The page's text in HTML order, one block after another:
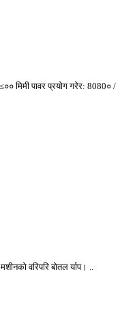
मिमी पावर प्रयोग गरेर: 8080० /
वरिपरि बोतल र्याप। ..